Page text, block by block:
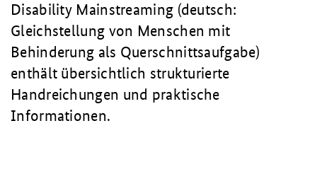
Disability Mainstreaming (deutsch:
Gleichstellung von Menschen mit
Behinderung als Querschnittsaufgabe)
enthält übersichtlich strukturierte
Handreichungen und praktische
Informationen.